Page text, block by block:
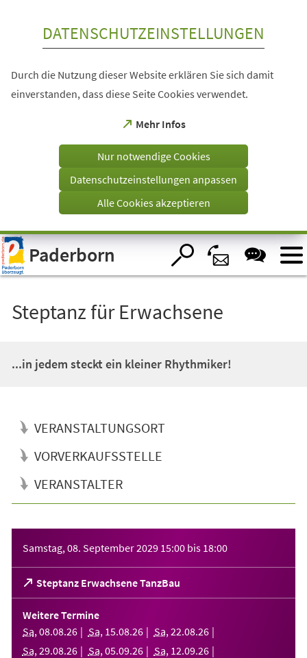
Visuelle
Assistenzsoftware
öffnen.
DATENSCHUTZEINSTELLUNGEN
Durch die Nutzung dieser Website erklären Sie sich damit
einverstanden, dass diese Seite Cookies verwendet.
Mehr Infos
(Öffnet
einem
Tab)
Nur notwendige Cookies
Datenschutzeinstellungen anpassen
Alle Cookies akzeptieren
Paderborn
Steptanz für Erwachsene
...in jedem steckt ein kleiner Rhythmiker!
VERANSTALTUNGSORT
VORVERKAUFSSTELLE
VERANSTALTER
Samstag, 08. September 2029 15:00 bis 18:00
Steptanz Erwachsene TanzBau
(Öffnet
in
einem
neuen
Tab)
Weitere Termine
Sa, 08.08.26 Sa, 15.08.26 Sa, 22.08.26
Sa, 29.08.26 Sa, 05.09.26 Sa, 12.09.26